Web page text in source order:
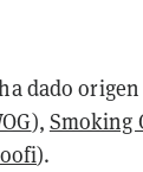
dado
), Smoking
).